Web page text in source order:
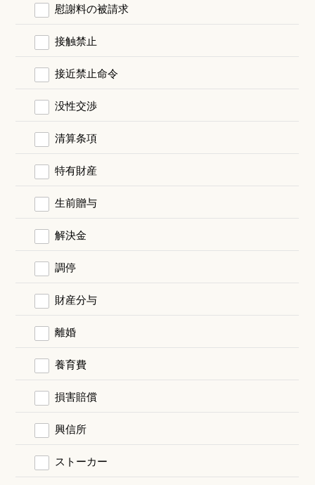
慰謝料の被請求
接触禁止
接近禁止命令
没性交渉
清算条項
特有財産
生前贈与
解決金
調停
財産分与
離婚
養育費
損害賠償
興信所
ストーカー